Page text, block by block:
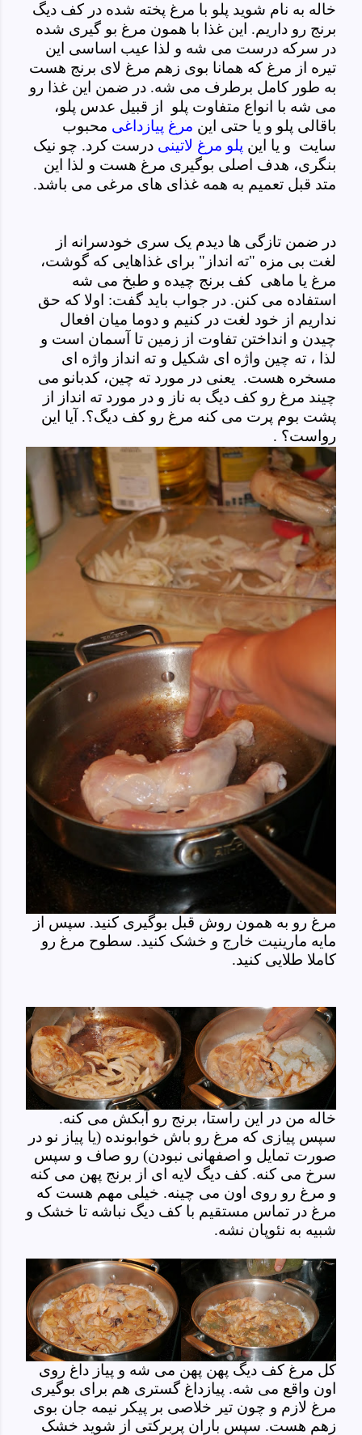
خاله به نام شوید پلو با مرغ پخته شده در کف دیگ
برنج رو داریم. این غذا با همون مرغ بو گیری شده
در سرکه درست می شه و لذا عیب اساسی این
تیره از مرغ که همانا بوی زهم مرغ لای برنج هست
به طور کامل برطرف می شه. در ضمن این غذا رو
می شه با انواع متفاوت پلو از قبیل عدس پلو،
باقالی پلو و یا حتی این مرغ پیازداغی محبوب
سایت و یا این پلو مرغ لاتینی درست کرد. چو نیک
بنگری، هدف اصلی بوگیری مرغ هست و لذا این
متد قبل تعمیم به همه غذای های مرغی می باشد.
در ضمن تازگی ها دیدم یک سری خودسرانه از
لغت بی مزه "ته انداز" برای غذاهایی که گوشت،
مرغ یا ماهی کف برنج چیده و طبخ می شه
استفاده می کنن. در جواب باید گفت: اولا که حق
نداریم از خود لغت در کنیم و دوما میان افعال
چیدن و انداختن تفاوت از زمین تا آسمان است و
لذا ، ته چین واژه ای شکیل و ته انداز واژه ای
مسخره هست. یعنی در مورد ته چین، کدبانو می
چیند مرغ رو کف دیگ به ناز و در مورد ته انداز از
پشت بوم پرت می کنه مرغ رو کف دیگ؟. آیا این
رواست؟ .
مرغ رو به همون روش قبل بوگیری کنید. سپس از
مایه مارینیت خارج و خشک کنید. سطوح مرغ رو
کاملا طلایی کنید.
خاله من در این راستا، برنج رو آبکش می کنه.
سپس پیازی که مرغ رو باش خوابونده (یا پیاز نو در
صورت تمایل و اصفهانی نبودن) رو صاف و سپس
سرخ می کنه. کف دیگ لایه ای از برنج پهن می کنه
و مرغ رو روی اون می چینه. خیلی مهم هست که
مرغ در تماس مستقیم با کف دیگ نباشه تا خشک و
شبیه به نئوپان نشه.
کل مرغ کف دیگ پهن پهن می شه و پیاز داغ روی
اون واقع می شه. پیازداغ گستری هم برای بوگیری
مرغ لازم و چون تیر خلاصی بر پیکر نیمه جان بوی
زهم هست. سپس باران پربرکتی از شوید خشک